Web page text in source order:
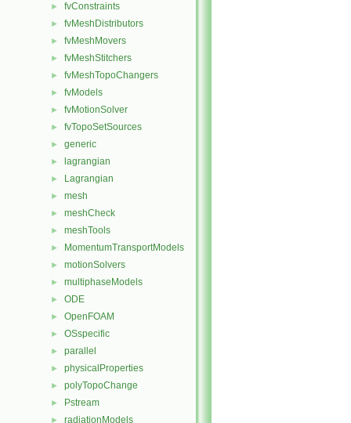
► fvConstraints
► fvMeshDistributors
► fvMeshMovers
► fvMeshStitchers
► fvMeshTopoChangers
► fvModels
► fvMotionSolver
► fvTopoSetSources
► generic
► lagrangian
► Lagrangian
► mesh
► meshCheck
► meshTools
► MomentumTransportModels
► motionSolvers
► multiphaseModels
► ODE
► OpenFOAM
► OSspecific
► parallel
► physicalProperties
► polyTopoChange
► Pstream
► radiationModels